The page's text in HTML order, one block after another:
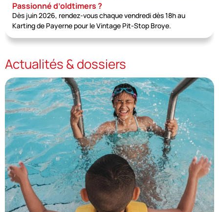
Passionné d’oldtimers ?
Dès juin 2026, rendez-vous chaque vendredi dès 18h au
Karting de Payerne pour le Vintage Pit-Stop Broye.
Actualités & dossiers